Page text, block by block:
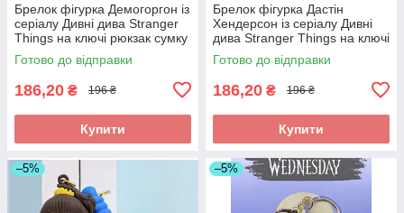
Брелок фігурка Демогоргон із
серіалу Дивні дива Stranger
Things на ключі рюкзак сумку
пенал, іграшка
Готово до відправки
186,20 ₴ 196 ₴
Купити
Брелок фігурка Дастін
Хендерсон із серіалу Дивні
дива Stranger Things на ключі
рюкзак сумку пенал, іграшка
Готово до відправки
186,20 ₴ 196 ₴
Купити
–5% –5%